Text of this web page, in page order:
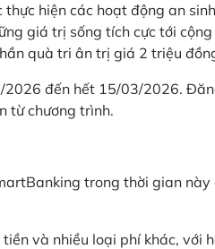
hiện các hoạt động an
giá trị sống tích cực tới
quà tri ân trị giá 2 triệu
đến hết 15/03/2026.
từ chương trình.
trong thời gian
và nhiều loại phí khác, với